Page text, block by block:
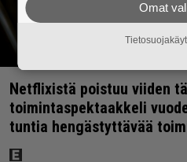
Netflixistä poistuu viiden
toimintaspektaakkeli
tuntia hengästyttävää
Omat